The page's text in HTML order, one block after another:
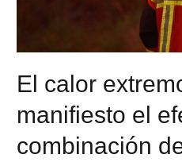
El calor
manifiesto el
combinación